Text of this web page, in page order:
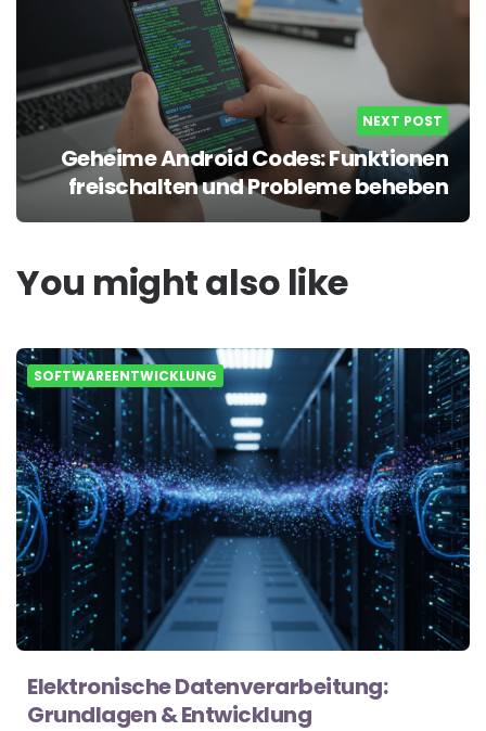
NEXT POST
Geheime Android Codes: Funktionen
freischalten und Probleme beheben
You might also like
SOFTWAREENTWICKLUNG
Elektronische Datenverarbeitung:
Grundlagen & Entwicklung